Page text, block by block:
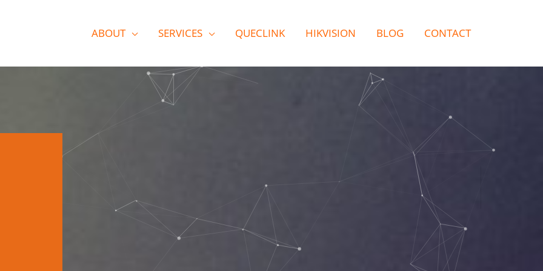
ABOUT SERVICES QUECLINK HIKVISION BLOG CONTACT